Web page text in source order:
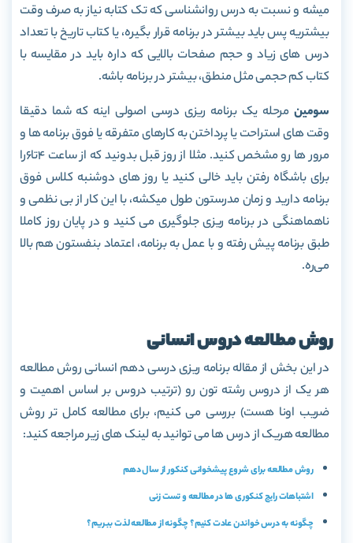
میشه و نسبت به درس روانشناسی که تک کتابه نیاز به صرف وقت
بیشتریه پس باید بیشتر در برنامه قرار بگیره، یا کتاب تاریخ با تعداد
درس های زیاد و حجم صفحات بالایی که داره باید در مقایسه با
کتاب کم حجمی مثل منطق، بیشتر در برنامه باشه.
سومین مرحله یک برنامه ریزی درسی اصولی اینه که شما دقیقا
وقت های استراحت یا پرداختن به کارهای متفرقه یا فوق برنامه ها و
مرور ها رو مشخص کنید. مثلا از روز قبل بدونید که از ساعت ۴تا۶را
برای باشگاه رفتن باید خالی کنید یا روز های دوشنبه کلاس فوق
برنامه دارید و زمان مدرستون طول میکشه، با این کار از بی نظمی و
ناهماهنگی در برنامه ریزی جلوگیری می کنید و در پایان روز کاملا
طبق برنامه پیش رفته و با عمل به برنامه، اعتماد بنفستون هم بالا
می‌ره.
روش مطالعه دروس انسانی
در این بخش از مقاله برنامه ریزی درسی دهم انسانی روش مطالعه
هر یک از دروس رشته تون رو (ترتیب دروس بر اساس اهمیت و
ضریب اونا هست) بررسی می کنیم، برای مطالعه کامل تر روش
مطالعه هریک از درس ها می توانید به لینک های زیر مراجعه کنید:
روش مطالعه برای شروع پیشخوانی کنکور از سال دهم
اشتباهات رایج کنکوری ها در مطالعه و تست زنی
چگونه به درس خواندن عادت کنیم؟ چگونه از مطالعه لذت ببریم؟